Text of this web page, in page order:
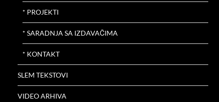
* PROJEKTI
* SARADNJA SA IZDAVAČIMA
* KONTAKT
SLEM TEKSTOVI
VIDEO ARHIVA